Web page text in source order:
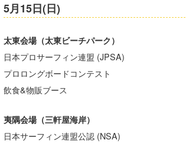
5月15日(日)
太東会場（太東ビーチパーク）
日本プロサーフィン連盟 (JPSA)
プロロングボードコンテスト
飲食&物販ブース
夷隅会場（三軒屋海岸）
日本サーフィン連盟公認 (NSA)